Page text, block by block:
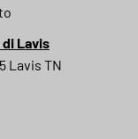
Lavis
Lavis TN